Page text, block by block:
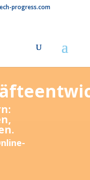
progress.com